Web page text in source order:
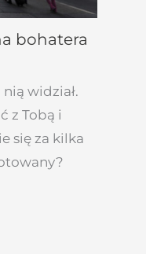
bohatera
widział.
z Tobą i
się za kilka